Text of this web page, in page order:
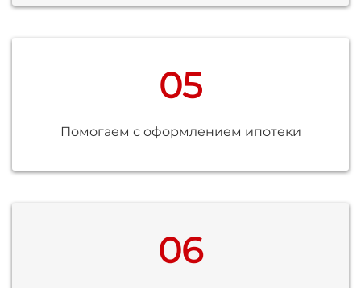
05
Помогаем с оформлением ипотеки
06